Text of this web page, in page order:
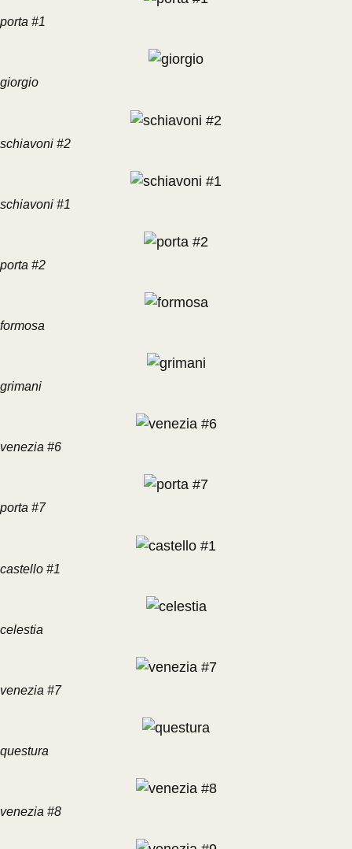
porta #1
giorgio
schiavoni #2
schiavoni #1
porta #2
formosa
grimani
venezia #6
porta #7
castello #1
celestia
venezia #7
questura
venezia #8